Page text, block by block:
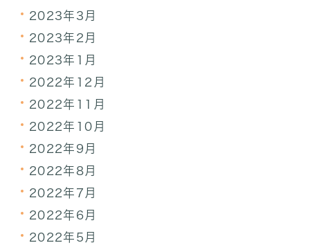
2023年3月
2023年2月
2023年1月
2022年12月
2022年11月
2022年10月
2022年9月
2022年8月
2022年7月
2022年6月
2022年5月